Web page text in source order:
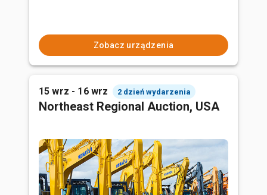
Zobacz urządzenia
15 wrz - 16 wrz 2 dzień wydarzenia
Northeast Regional Auction, USA